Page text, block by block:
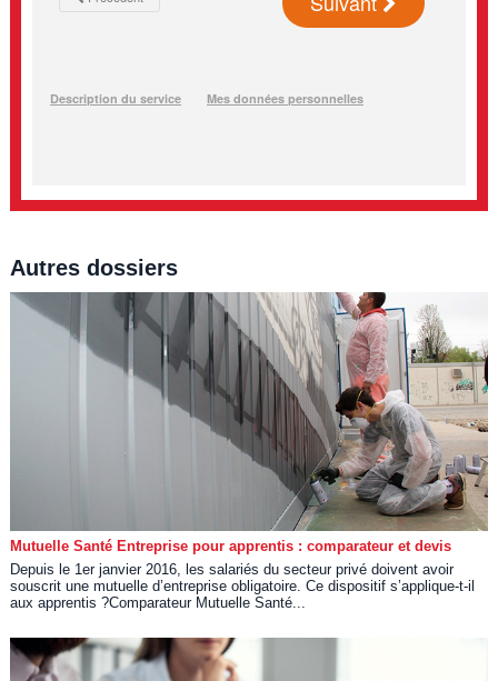
Autres dossiers
Mutuelle Santé Entreprise pour apprentis : comparateur et devis
Depuis le 1er janvier 2016, les salariés du secteur privé doivent avoir
souscrit une mutuelle d’entreprise obligatoire. Ce dispositif s’applique-t-il
aux apprentis ?Comparateur Mutuelle Santé...